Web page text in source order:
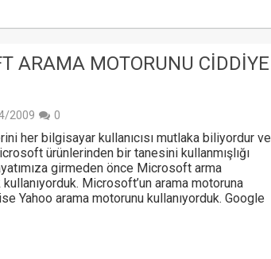
ARAMA MOTORUNU CIDDIYE
2009 0
her bilgisayar kullanıcısı mutlaka biliyordur ve
ürünlerinden bir tanesini kullanmışlığı
girmeden önce Microsoft arma
Microsoft’un arama motoruna
Yahoo arama motorunu kullanıyorduk. Google